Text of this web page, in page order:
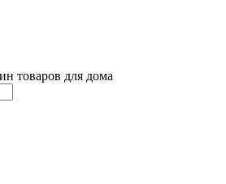
товаров для дома